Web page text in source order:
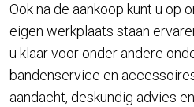
Ook na de aankoop kunt u op
eigen werkplaats staan
u klaar voor onder andere
bandenservice en
aandacht, deskundig advies